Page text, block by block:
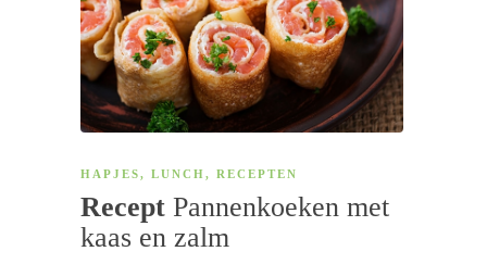
HAPJES, LUNCH, RECEPTEN
Recept Pannenkoeken met
kaas en zalm